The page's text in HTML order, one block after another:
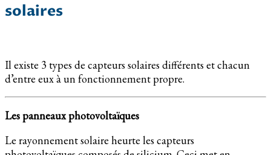
solaires
Il existe 3 types de capteurs solaires différents et chacun
d’entre eux à un fonctionnement propre.
Les panneaux photovoltaïques
Le rayonnement solaire heurte les capteurs